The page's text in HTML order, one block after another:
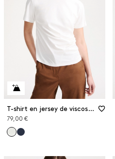
T-shirt en jersey de viscose stretch
79,00 €